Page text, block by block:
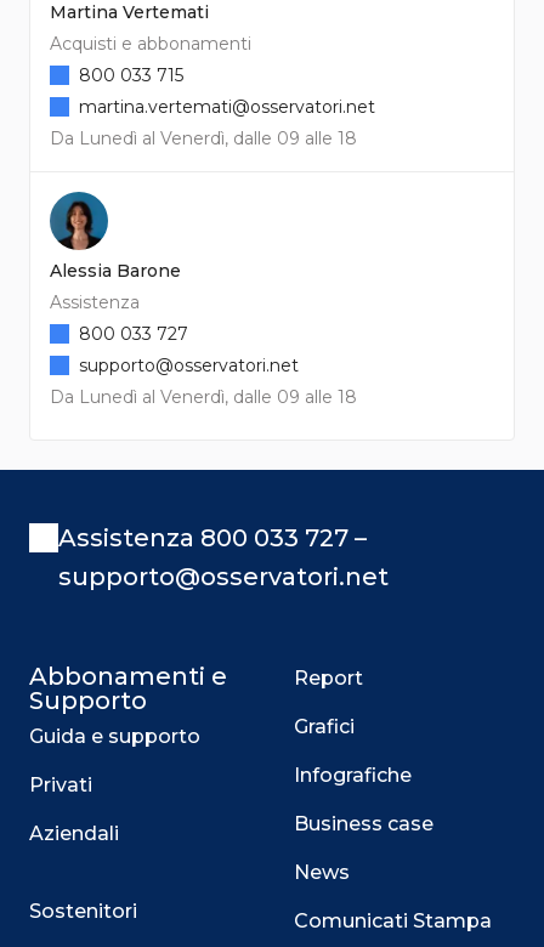
Martina Vertemati
Acquisti e abbonamenti
Da Lunedì al Venerdì, dalle 09 alle 18
800 033 715
martina.vertemati@osservatori.net
Alessia Barone
Assistenza
Da Lunedì al Venerdì, dalle 09 alle 18
800 033 727
supporto@osservatori.net
Assistenza 800 033 727 –
supporto@osservatori.net
Abbonamenti e
Supporto
Guida e supporto
Privati
Aziendali
Sostenitori
Report
Grafici
Infografiche
Business case
News
Comunicati Stampa